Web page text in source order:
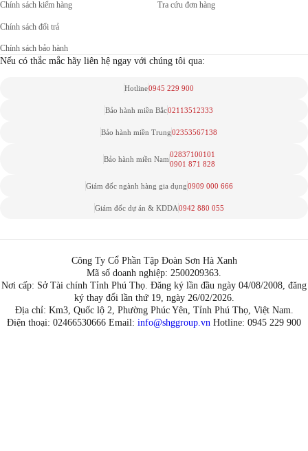
Chính sách kiểm hàng
Chính sách đổi trả
Chính sách bảo hành
Tra cứu đơn hàng
Nếu có thắc mắc hãy liên hệ ngay với chúng tôi qua:
Hotline0945 229 900
Bảo hành miền Bắc02113512333
Bảo hành miền Trung02353567138
Bảo hành miền Nam
02837100101
0901 871 828
Giám đốc ngành hàng gia dụng0909 000 666
Giám đốc dự án & KDDA0942 880 055
Công Ty Cổ Phần Tập Đoàn Sơn Hà Xanh
Mã số doanh nghiệp: 2500209363.
Nơi cấp: Sở Tài chính Tỉnh Phú Thọ. Đăng ký lần đầu ngày 04/08/2008, đăng
ký thay đổi lần thứ 19, ngày 26/02/2026.
Địa chỉ: Km3, Quốc lộ 2, Phường Phúc Yên, Tỉnh Phú Thọ, Việt Nam.
Điện thoại: 02466530666 Email: info@shggroup.vn Hotline: 0945 229 900